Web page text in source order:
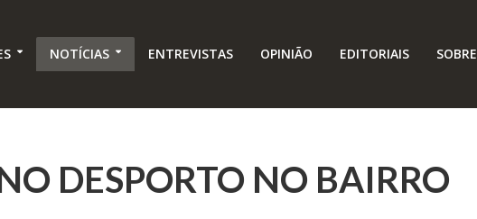
NOTÍCIAS ENTREVISTAS OPINIÃO EDITORIAIS SOBRE
DESPORTO NO BAIRRO